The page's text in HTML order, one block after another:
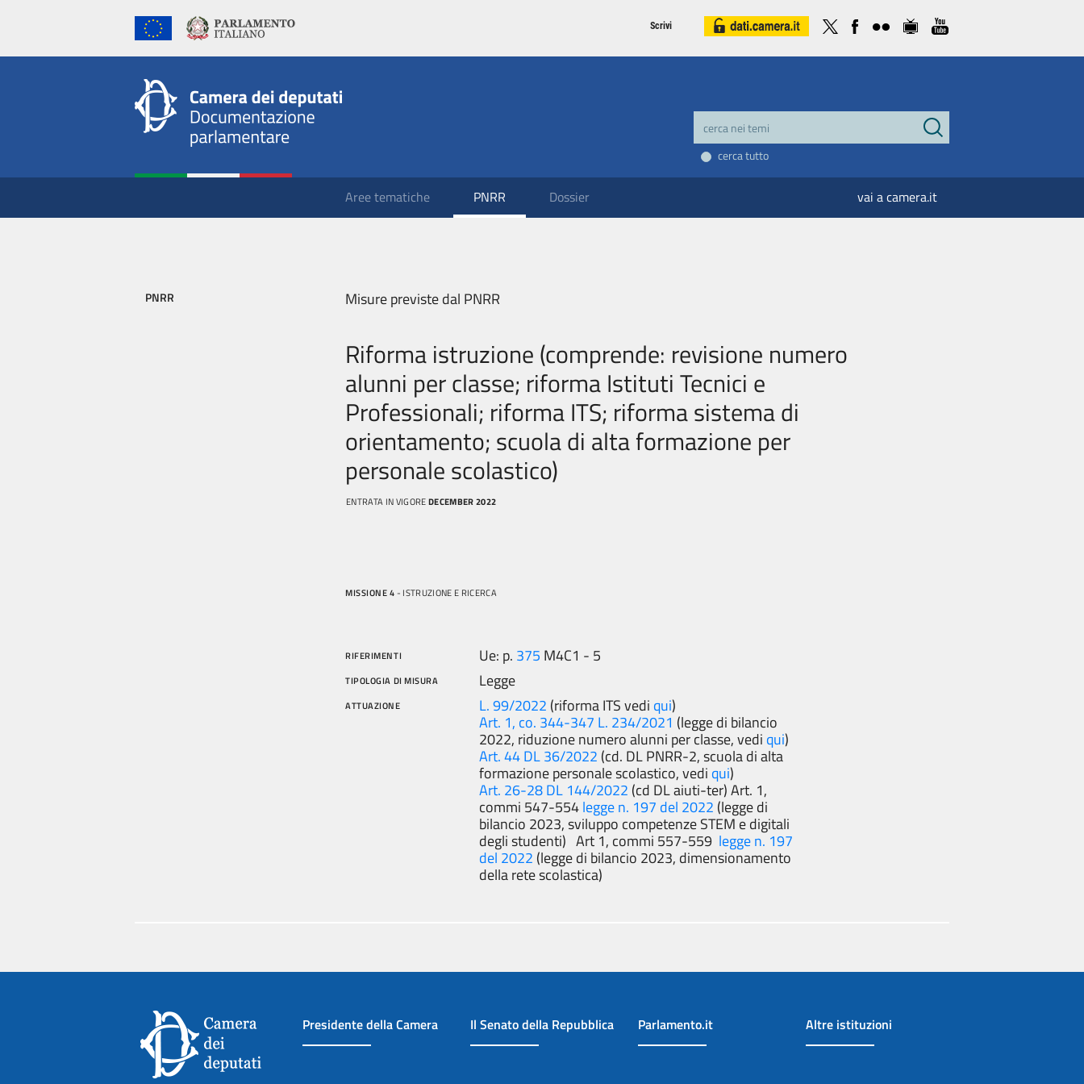
Scrivi
cerca tutto
Aree tematiche PNRR Dossier vai a camera.it
PNRR Misure previste dal PNRR
Riforma istruzione (comprende: revisione numero
alunni per classe; riforma Istituti Tecnici e
Professionali; riforma ITS; riforma sistema di
orientamento; scuola di alta formazione per
personale scolastico)
ENTRATA IN VIGOREDECEMBER 2022
MISSIONE 4 - ISTRUZIONE E RICERCA
RIFERIMENTI Ue: p. 375 M4C1 - 5
TIPOLOGIA DI MISURA Legge
ATTUAZIONE L. 99/2022 (riforma ITS vedi qui)
Art. 1, co. 344-347 L. 234/2021 (legge di bilancio
2022, riduzione numero alunni per classe, vedi qui)
Art. 44 DL 36/2022 (cd. DL PNRR-2, scuola di alta
formazione personale scolastico, vedi qui)
Art. 26-28 DL 144/2022 (cd DL aiuti-ter) Art. 1,
commi 547-554legge n. 197 del 2022 (legge di
bilancio 2023, sviluppo competenze STEM e digitali
degli studenti) Art 1, commi 557-559 legge n. 197
del 2022 (legge di bilancio 2023, dimensionamento
della rete scolastica)
Presidente della Camera Il Senato della Repubblica Parlamento.it Altre istituzioni